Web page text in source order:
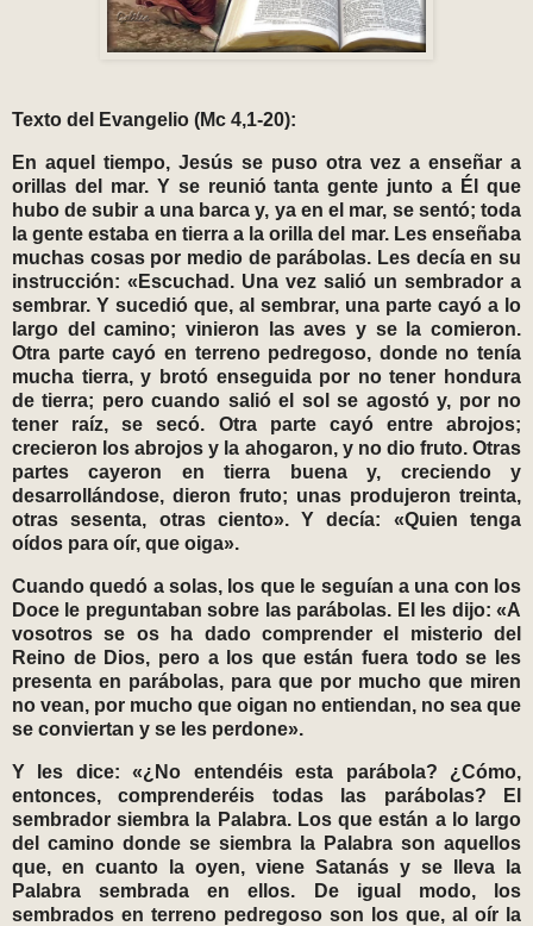
Texto del Evangelio (Mc 4,1-20):
En aquel tiempo, Jesús se puso otra vez a enseñar a
orillas del mar. Y se reunió tanta gente junto a Él que
hubo de subir a una barca y, ya en el mar, se sentó; toda
la gente estaba en tierra a la orilla del mar. Les enseñaba
muchas cosas por medio de parábolas. Les decía en su
instrucción: «Escuchad. Una vez salió un sembrador a
sembrar. Y sucedió que, al sembrar, una parte cayó a lo
largo del camino; vinieron las aves y se la comieron.
Otra parte cayó en terreno pedregoso, donde no tenía
mucha tierra, y brotó enseguida por no tener hondura
de tierra; pero cuando salió el sol se agostó y, por no
tener raíz, se secó. Otra parte cayó entre abrojos;
crecieron los abrojos y la ahogaron, y no dio fruto. Otras
partes cayeron en tierra buena y, creciendo y
desarrollándose, dieron fruto; unas produjeron treinta,
otras sesenta, otras ciento». Y decía: «Quien tenga
oídos para oír, que oiga».
Cuando quedó a solas, los que le seguían a una con los
Doce le preguntaban sobre las parábolas. El les dijo: «A
vosotros se os ha dado comprender el misterio del
Reino de Dios, pero a los que están fuera todo se les
presenta en parábolas, para que por mucho que miren
no vean, por mucho que oigan no entiendan, no sea que
se conviertan y se les perdone».
Y les dice: «¿No entendéis esta parábola? ¿Cómo,
entonces, comprenderéis todas las parábolas? El
sembrador siembra la Palabra. Los que están a lo largo
del camino donde se siembra la Palabra son aquellos
que, en cuanto la oyen, viene Satanás y se lleva la
Palabra sembrada en ellos. De igual modo, los
sembrados en terreno pedregoso son los que, al oír la